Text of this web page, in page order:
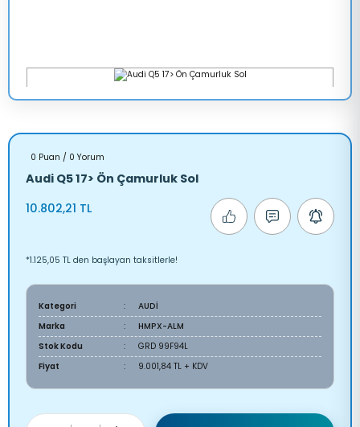
0 Puan / 0 Yorum
Audi Q5 17> Ön Çamurluk Sol
10.802,21 TL
*1.125,05 TL den başlayan taksitlerle!
Kategori
AUDİ
Marka
HMPX-ALM
Stok Kodu
GRD 99F94L
Fiyat
9.001,84 TL + KDV